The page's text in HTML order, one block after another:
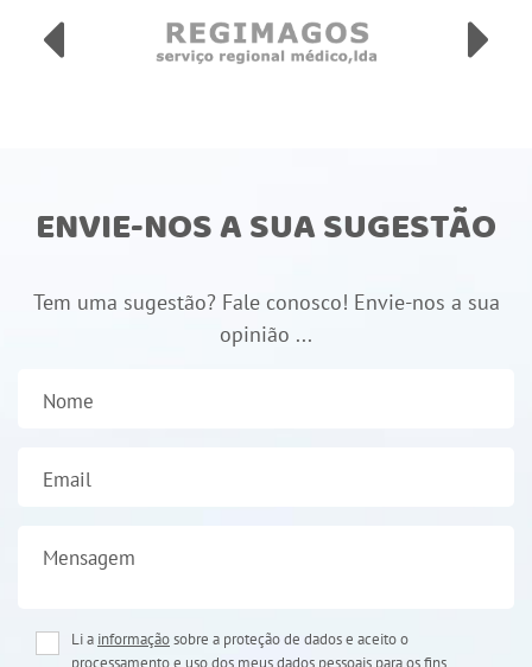
ENVIE-NOS A SUA SUGESTÃO
Tem uma sugestão? Fale conosco! Envie-nos a sua
opinião ...
Nome
Email
Mensagem
Li a informaçãosobre a proteção de dados e aceito o